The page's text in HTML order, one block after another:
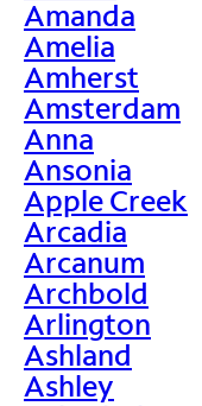
Amanda
Amelia
Amherst
Amsterdam
Anna
Ansonia
Apple Creek
Arcadia
Arcanum
Archbold
Arlington
Ashland
Ashley